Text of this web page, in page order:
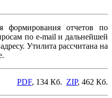
формирования отчетов по
по e-mail и дальнейшей
Утилита рассчитана на
PDF, 134 Кб. ZIP, 462 Кб.